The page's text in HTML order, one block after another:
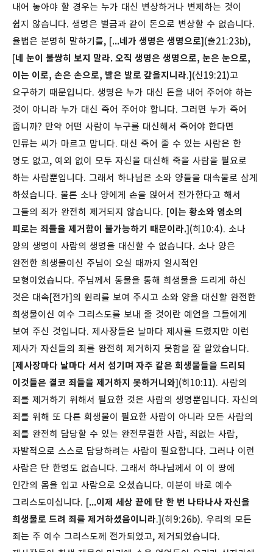
내어 놓아야 할 경우는 누가 대신 변상하거나 변제하는 것이
쉽지 않습니다. 생명은 벌금과 같이 돈으로 변상할 수 없습니다.
율법은 분명히 말하기를, [...네가 생명은 생명으로](출21:23b),
[네 눈이 불쌍히 보지 말라. 오직 생명은 생명으로, 눈은 눈으로,
이는 이로, 손은 손으로, 발은 발로 갚을지니라.](신19:21)고
요구하기 때문입니다. 생명은 누가 대신 돈을 내어 주어야 하는
것이 아니라 누가 대신 죽어 주어야 합니다. 그러면 누가 죽어
줍니까? 만약 어떤 사람이 누구를 대신해서 죽어야 한다면
인류는 씨가 마르고 맙니다. 대신 죽어 줄 수 있는 사람은 한
명도 없고, 예외 없이 모두 자신을 대신해 죽을 사람을 필요로
하는 사람뿐입니다. 그래서 하나님은 소와 양들을 대속물로 삼게
하셨습니다. 물론 소나 양에게 손을 얹어서 전가한다고 해서
그들의 죄가 완전히 제거되지 않습니다. [이는 황소와 염소의
피로는 죄들을 제거함이 불가능하기 때문이라.](히10:4). 소나
양의 생명이 사람의 생명을 대신할 수 없습니다. 소나 양은
완전한 희생물이신 주님이 오실 때까지 일시적인
모형이었습니다. 주님께서 동물을 통해 희생물을 드리게 하신
것은 대속[전가]의 원리를 보여 주시고 소와 양을 대신할 완전한
희생물이신 예수 그리스도를 보내 줄 것이란 예언을 그들에게
보여 주신 것입니다. 제사장들은 날마다 제사를 드렸지만 이런
제사가 자신들의 죄를 완전히 제거하지 못함을 잘 알았습니다.
[제사장마다 날마다 서서 섬기며 자주 같은 희생물들을 드리되
이것들은 결코 죄들을 제거하지 못하거니와](히10:11). 사람의
죄를 제거하기 위해서 필요한 것은 사람의 생명뿐입니다. 자신의
죄를 위해 또 다른 희생물이 필요한 사람이 아니라 모든 사람의
죄를 완전히 담당할 수 있는 완전무결한 사람, 죄없는 사람,
자발적으로 스스로 담당하려는 사람이 필요합니다. 그러나 이런
사람은 단 한명도 없습니다. 그래서 하나님께서 이 이 땅에
인간의 몸을 입고 사람으로 오셨습니다. 이분이 바로 예수
그리스도이십니다. [...이제 세상 끝에 단 한 번 나타나사 자신을
희생물로 드려 죄를 제거하셨음이니라.](히9:26b). 우리의 모든
죄는 주 예수 그리스도께 전가되었고, 제거되었습니다.